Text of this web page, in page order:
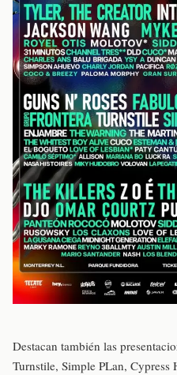
Destacan también las
Turnstile, Simple PLan,